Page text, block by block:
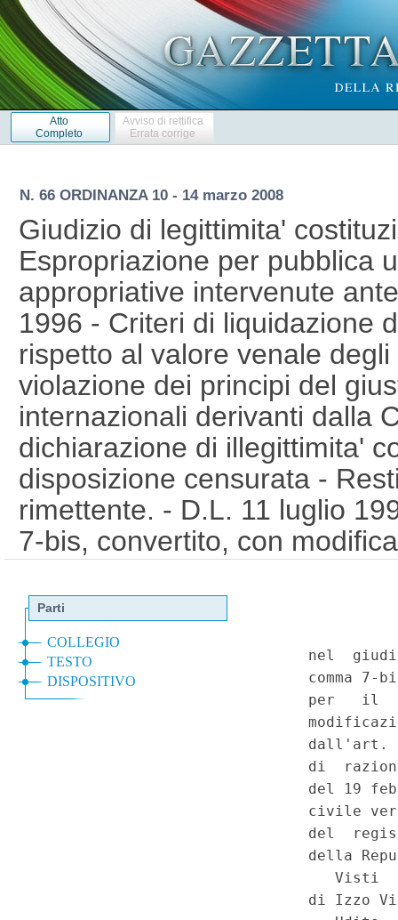
Atto
Completo
Avviso di rettifica
Errata corrige
N. 66 ORDINANZA 10 - 14 marzo 2008
Giudizio di legittimita'
Espropriazione per pubblica
appropriative intervenute
1996 - Criteri di liquidazione
rispetto al valore venale
violazione dei principi del
internazionali derivanti dalla
dichiarazione di illegittimita'
disposizione censurata -
rimettente. - D.L. 11 luglio
7-bis, convertito, con
23 dicembre 1996, n. 662. -
primo e secondo, e 117,
europea per la salvaguardia
liberta' fondamentali (firmata
1950), art. 6; Protocollo
diritti dell'uomo, art. 1.
- Corte Costituzionale n.13